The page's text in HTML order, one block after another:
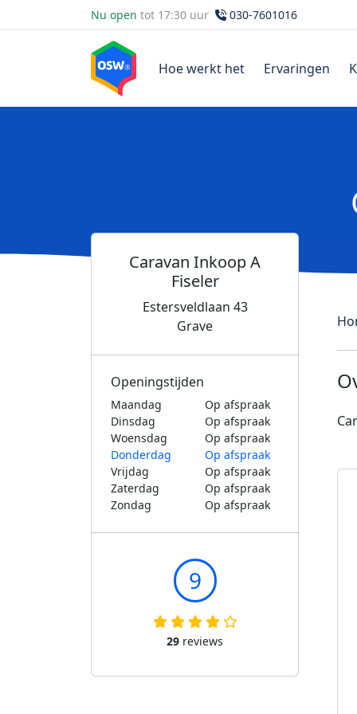
Nu open tot 17:30 uur 030-7601016
Hoe werkt het Ervaringen
Caravan Inkoop A
Fiseler
Estersveldlaan 43
Grave
Openingstijden
Maandag
Op afspraak
Dinsdag
Op afspraak
Woensdag
Op afspraak
Donderdag
Op afspraak
Vrijdag
Op afspraak
Zaterdag
Op afspraak
Zondag
Op afspraak
9
29 reviews